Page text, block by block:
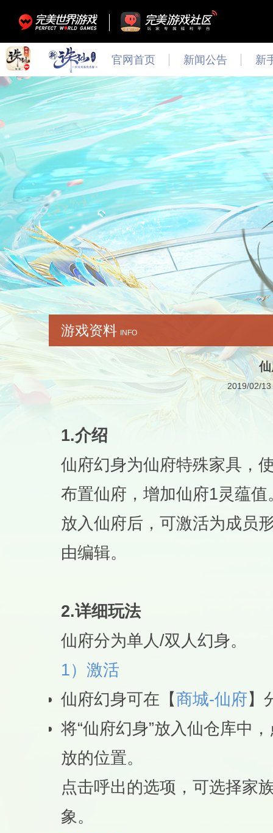
官网首页 新闻公告
最新
新闻
公告
活动
新
游戏资料 INFO
2019/02/13
1.介绍
仙府幻身为仙府特殊家具，
布置仙府，增加仙府1灵蕴
放入仙府后，可激活为成员
由编辑。
2.详细玩法
仙府分为单人/双人幻身。
1）激活
仙府幻身可在【商城-仙府 】
将“仙府幻身”放入仙仓库中
放的位置。
点击呼出的选项，可选择家
象。